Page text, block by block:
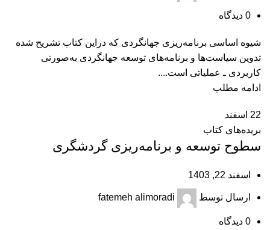
0 دیدگاه
شیوه اساسی برنامه‌ریزی جهانگردی که دراین کتاب تشریح شده
تدوین سیاست‌ها و برنامه‌های توسعه جهانگردی به‏‌صورتی
کاربردی ـ عملیاتی است....
ادامه مطلب
22 اسفند
بریده‌های کتاب
سطوح توسعه و برنامه‌ریزی گردشگری
اسفند 22, 1403
ارسال توسط fatemeh alimoradi
0 دیدگاه